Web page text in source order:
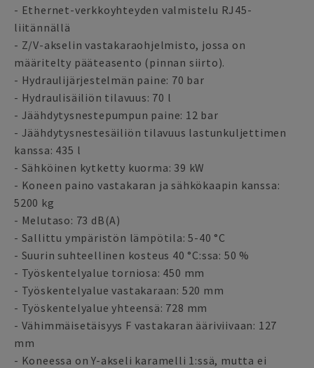
- Ethernet-verkkoyhteyden valmistelu RJ45-
liitännällä
- Z/V-akselin vastakaraohjelmisto, jossa on
määritelty pääteasento (pinnan siirto).
- Hydraulijärjestelmän paine: 70 bar
- Hydraulisäiliön tilavuus: 70 l
- Jäähdytysnestepumpun paine: 12 bar
- Jäähdytysnestesäiliön tilavuus lastunkuljettimen
kanssa: 435 l
- Sähköinen kytketty kuorma: 39 kW
- Koneen paino vastakaran ja sähkökaapin kanssa:
5200 kg
- Melutaso: 73 dB(A)
- Sallittu ympäristön lämpötila: 5-40 °C
- Suurin suhteellinen kosteus 40 °C:ssa: 50 %
- Työskentelyalue torniosa: 450 mm
- Työskentelyalue vastakaraan: 520 mm
- Työskentelyalue yhteensä: 728 mm
- Vähimmäisetäisyys F vastakaran ääriviivaan: 127
mm
- Koneessa on Y-akseli karamelli 1:ssä, mutta ei